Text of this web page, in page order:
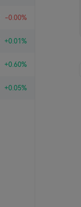
-0.00%
+0.01%
+0.60%
+0.05%